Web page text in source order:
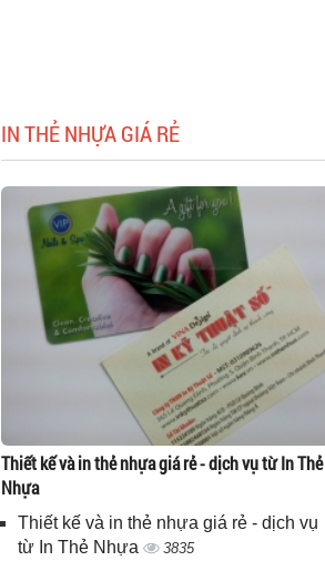
IN THẺ NHỰA GIÁ RẺ
Thiết kế và in thẻ nhựa giá rẻ - dịch vụ từ In Thẻ
Nhựa
Thiết kế và in thẻ nhựa giá rẻ - dịch vụ
từ In Thẻ Nhựa
3835